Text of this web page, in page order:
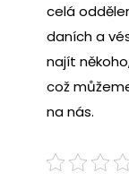
celá
daních a
najít
což
na nás.